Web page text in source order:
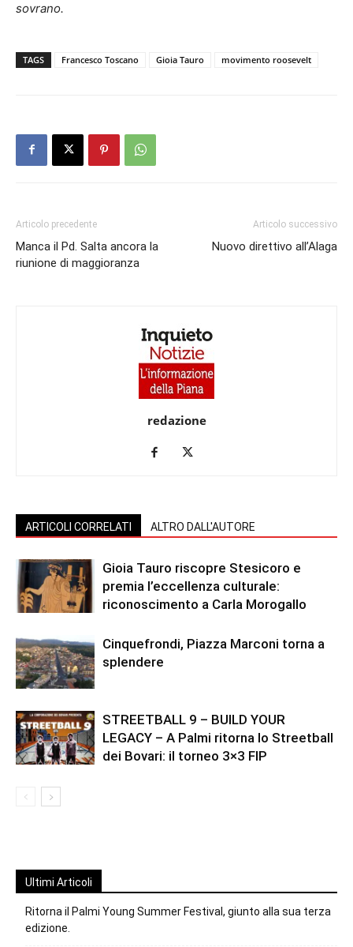
sovrano.
TAGS Francesco Toscano Gioia Tauro movimento roosevelt
Articolo precedente
Manca il Pd. Salta ancora la
riunione di maggioranza
Articolo successivo
Nuovo direttivo all’Alaga
redazione
ARTICOLI CORRELATI ALTRO DALL'AUTORE
Gioia Tauro riscopre Stesicoro e
premia l’eccellenza culturale:
riconoscimento a Carla Morogallo
Cinquefrondi, Piazza Marconi torna a
splendere
STREETBALL 9 – BUILD YOUR
LEGACY – A Palmi ritorna lo Streetball
dei Bovari: il torneo 3×3 FIP
Ultimi Articoli
Ritorna il Palmi Young Summer Festival, giunto alla sua terza
edizione.